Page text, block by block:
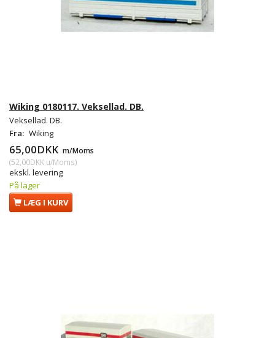
Wiking 0180117. Veksellad. DB.
Veksellad. DB.
Fra: Wiking
65,00DKK m/Moms
(52,00DKK u/Moms)
ekskl. levering
På lager
LÆG I KURV